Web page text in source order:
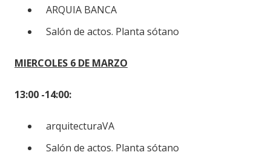
ARQUIA BANCA
Salón de actos. Planta sótano
MIERCOLES 6 DE MARZO
13:00 -14:00:
arquitecturaVA
Salón de actos. Planta sótano